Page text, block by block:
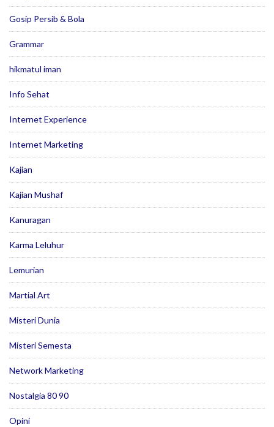
Gosip Persib & Bola
Grammar
hikmatul iman
Info Sehat
Internet Experience
Internet Marketing
Kajian
Kajian Mushaf
Kanuragan
Karma Leluhur
Lemurian
Martial Art
Misteri Dunia
Misteri Semesta
Network Marketing
Nostalgia 80 90
Opini